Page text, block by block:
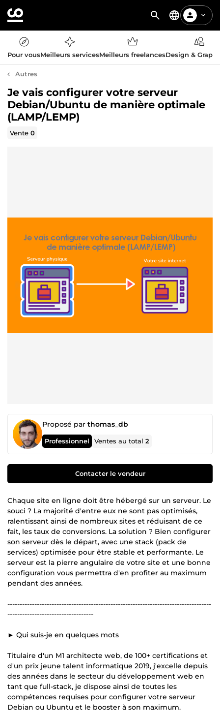
Pour vousMeilleurs servicesMeilleurs freelancesDesign &
Autres
Je vais configurer votre serveur
Debian/Ubuntu de manière optimale
(LAMP/LEMP)
Vente0
Proposé par thomas_db
Professionnel Ventes au total2
Contacter le vendeur
Chaque site en ligne doit être hébergé sur un serveur. Le
souci ? La majorité d'entre eux ne sont pas optimisés,
ralentissant ainsi de nombreux sites et réduisant de ce
fait, les taux de conversions. La solution ? Bien configurer
son serveur dès le départ, avec une stack (pack de
services) optimisée pour être stable et performante. Le
serveur est la pierre angulaire de votre site et une bonne
configuration vous permettra d'en profiter au maximum
pendant des années.
-----------------------------------------------------------------------------------
-----------------------------------
► Qui suis-je en quelques mots
Titulaire d'un M1 architecte web, de 100+ certifications et
d'un prix jeune talent informatique 2019, j'excelle depuis
des années dans le secteur du développement web en
tant que full-stack, je dispose ainsi de toutes les
compétences requises pour configurer votre serveur
Debian ou Ubuntu et le booster à son maximum.